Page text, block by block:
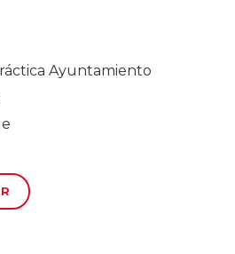
Ayuntamiento